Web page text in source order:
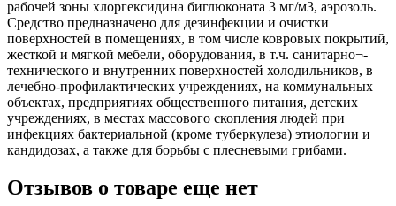
рабочей зоны хлоргексидина биглюконата 3 мг/м3, аэрозоль.
Средство предназначено для дезинфекции и очистки
поверхностей в помещениях, в том числе ковровых покрытий,
жесткой и мягкой мебели, оборудования, в т.ч. санитарно¬-
технического и внутренних поверхностей холодильников, в
лечебно-профилактических учреждениях, на коммунальных
объектах, предприятиях общественного питания, детских
учреждениях, в местах массового скопления людей при
инфекциях бактериальной (кроме туберкулеза) этиологии и
кандидозах, а также для борьбы с плесневыми грибами.
Отзывов о товаре еще нет